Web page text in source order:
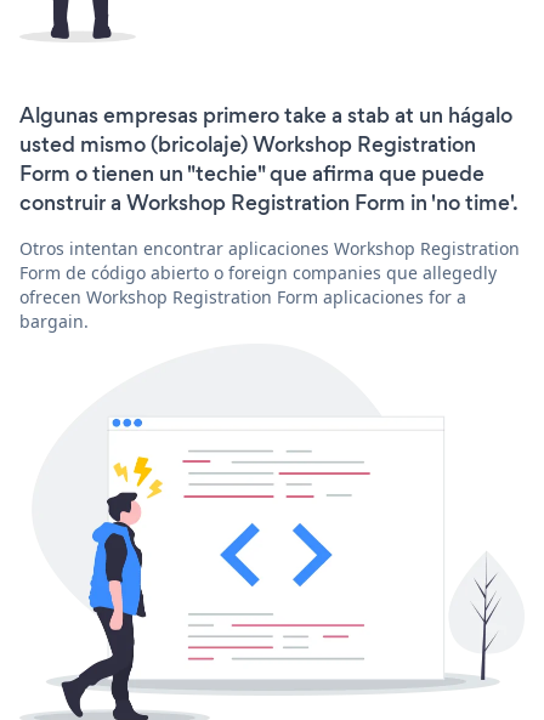
Algunas empresas primero take a stab at un hágalo
usted mismo (bricolaje) Workshop Registration
Form o tienen un "techie" que afirma que puede
construir a Workshop Registration Form in 'no time'.
Otros intentan encontrar aplicaciones Workshop Registration
Form de código abierto o foreign companies que allegedly
ofrecen Workshop Registration Form aplicaciones for a
bargain.